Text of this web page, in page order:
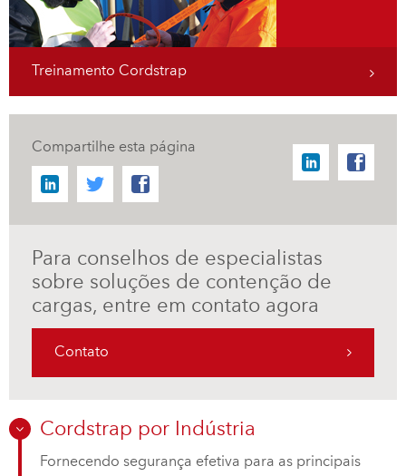
Treinamento Cordstrap
Compartilhe esta página
Para conselhos de especialistas
sobre soluções de contenção de
cargas, entre em contato agora
Contato
Cordstrap por Indústria
Fornecendo segurança efetiva para as principais